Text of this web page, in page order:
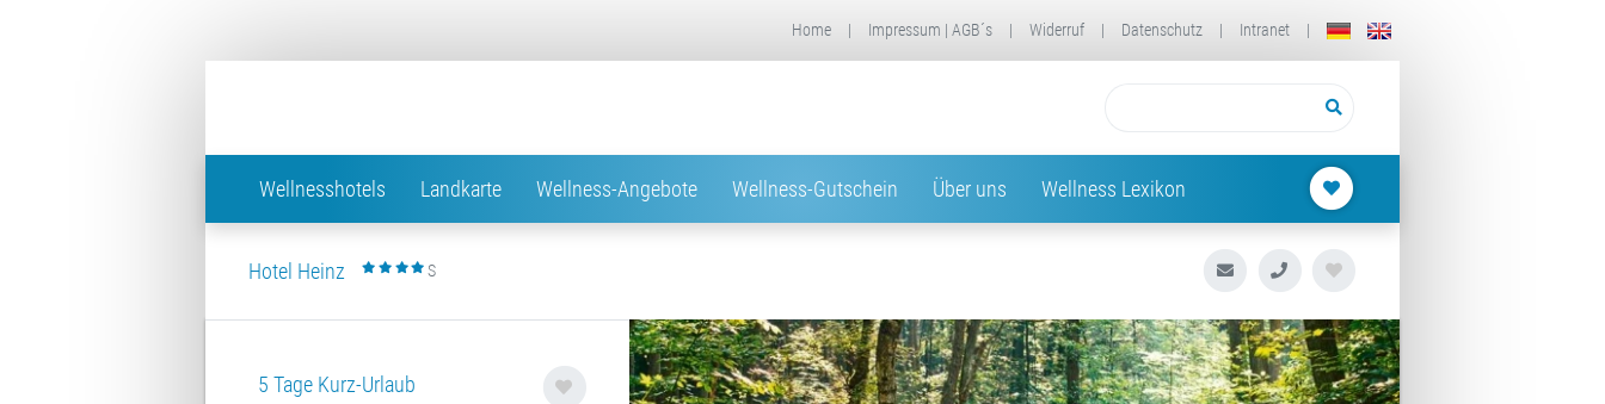
Home | Impressum | AGB´s | Widerruf | Datenschutz | Intranet |
Wellnesshotels Landkarte Wellness-Angebote Wellness-Gutschein Über uns Wellness Lexikon
Hotel Heinz S
5 Tage Kurz-Urlaub